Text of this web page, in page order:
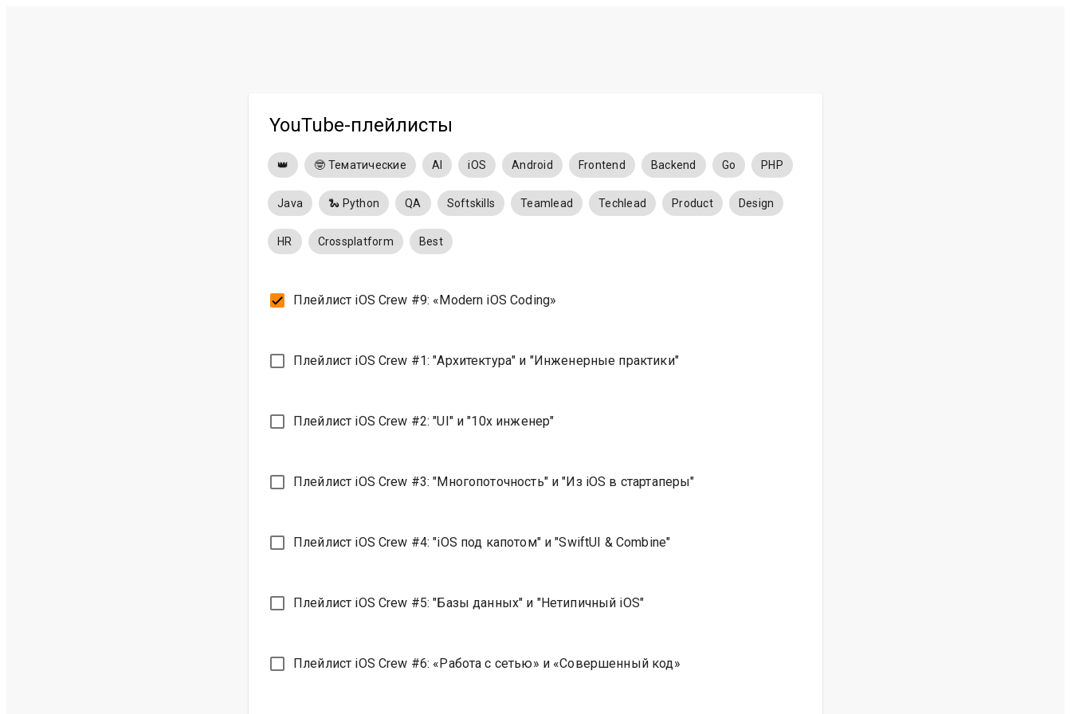
YouTube-плейлисты
👑 🤓 Тематические AI iOS Android Frontend Backend Go PHP
Java 🐍 Python QA Softskills Teamlead Techlead Product Design
HR Crossplatform Best
Плейлист iOS Crew #9: «Modern iOS Coding»
Плейлист iOS Crew #1: "Архитектура" и "Инженерные практики"
Плейлист iOS Crew #2: "UI" и "10х инженер"
Плейлист iOS Crew #3: "Многопоточность" и "Из iOS в стартаперы"
Плейлист iOS Crew #4: "iOS под капотом" и "SwiftUI & Combine"
Плейлист iOS Crew #5: "Базы данных" и "Нетипичный iOS"
Плейлист iOS Crew #6: «Работа с сетью» и «Совершенный код»